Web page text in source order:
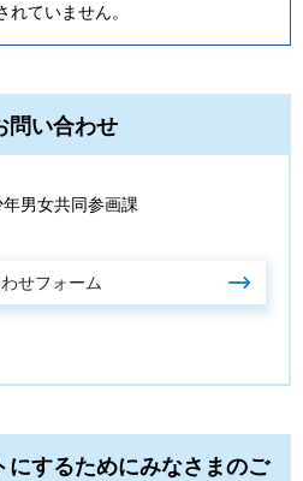
ていません。
問い合わせ
男女共同参画課
にするためにみなさまのご